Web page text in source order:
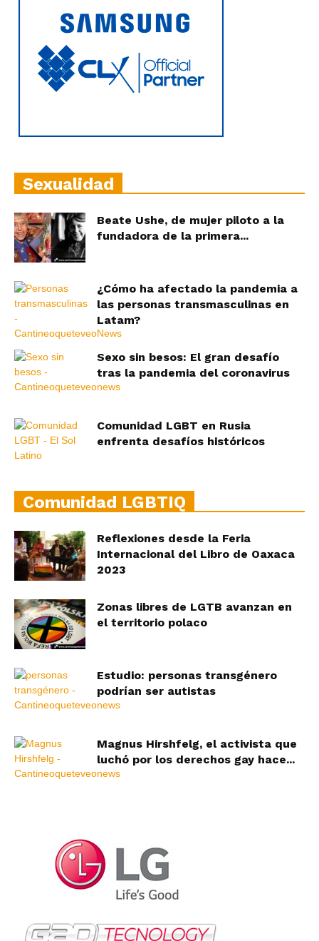
Sexualidad
Beate Ushe, de mujer piloto a la
fundadora de la primera...
¿Cómo ha afectado la pandemia a
las personas transmasculinas en
Latam?
Sexo sin besos: El gran desafío
tras la pandemia del coronavirus
Comunidad LGBT en Rusia
enfrenta desafíos históricos
Comunidad LGBTIQ
Reflexiones desde la Feria
Internacional del Libro de Oaxaca
2023
Zonas libres de LGTB avanzan en
el territorio polaco
Estudio: personas transgénero
podrían ser autistas
Magnus Hirshfelg, el activista que
luchó por los derechos gay hace...